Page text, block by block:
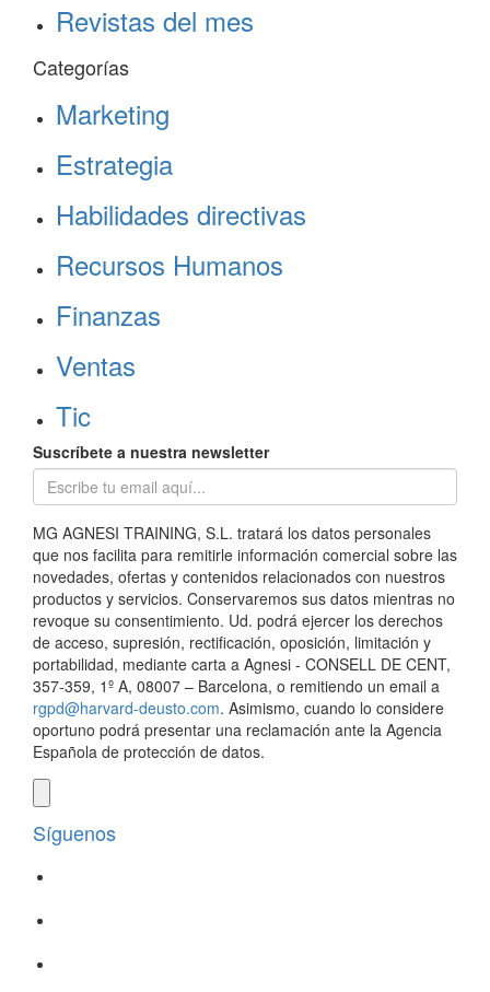
Revistas del mes
Categorías
Marketing
Estrategia
Habilidades directivas
Recursos Humanos
Finanzas
Ventas
Tic
Suscríbete a nuestra newsletter
MG AGNESI TRAINING, S.L. tratará los datos personales
que nos facilita para remitirle información comercial sobre las
novedades, ofertas y contenidos relacionados con nuestros
productos y servicios. Conservaremos sus datos mientras no
revoque su consentimiento. Ud. podrá ejercer los derechos
de acceso, supresión, rectificación, oposición, limitación y
portabilidad, mediante carta a Agnesi - CONSELL DE CENT,
357-359, 1º A, 08007 – Barcelona, o remitiendo un email a
rgpd@harvard-deusto.com. Asimismo, cuando lo considere
oportuno podrá presentar una reclamación ante la Agencia
Española de protección de datos.
Síguenos